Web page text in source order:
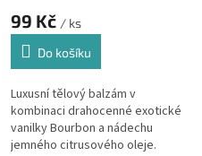
99 Kč / ks
Do košíku
Luxusní tělový balzám v
kombinaci drahocenné exotické
vanilky Bourbon a nádechu
jemného citrusového oleje.